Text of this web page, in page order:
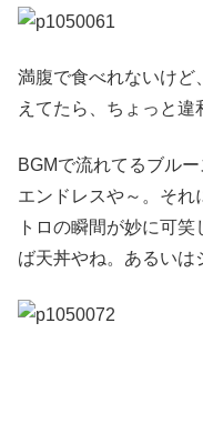
満腹で食べれないけど
えてたら、ちょっと違
BGMで流れてるブル
エンドレスや～。それ
トロの瞬間が妙に可
ば天丼やね。あるいは